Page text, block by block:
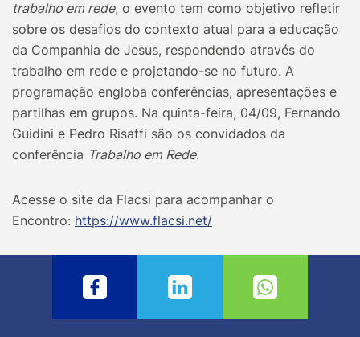
trabalho em rede, o evento tem como objetivo refletir
sobre os desafios do contexto atual para a educação
da Companhia de Jesus, respondendo através do
trabalho em rede e projetando-se no futuro. A
programação engloba conferências, apresentações e
partilhas em grupos. Na quinta-feira, 04/09, Fernando
Guidini e Pedro Risaffi são os convidados da
conferência Trabalho em Rede.
Acesse o site da Flacsi para acompanhar o
Encontro: https://www.flacsi.net/